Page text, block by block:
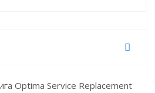
Optima Service Replacement